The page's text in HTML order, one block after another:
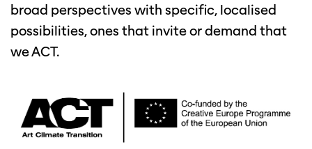
broad perspectives with specific, localised
possibilities, ones that invite or demand that
we ACT.